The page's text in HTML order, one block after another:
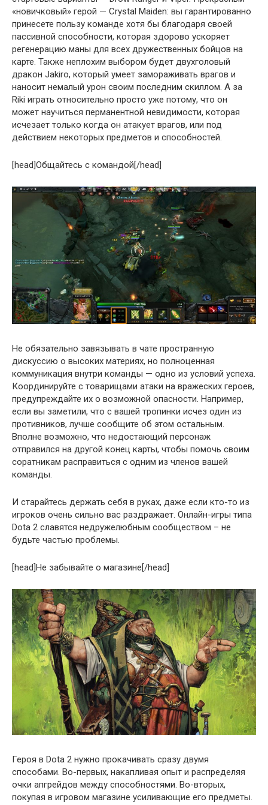
«новичковый» герой — Crystal Maiden: вы гарантированно
принесете пользу команде хотя бы благодаря своей
пассивной способности, которая здорово ускоряет
регенерацию маны для всех дружественных бойцов на
карте. Также неплохим выбором будет двухголовый
дракон Jakiro, который умеет замораживать врагов и
наносит немалый урон своим последним скиллом. А за
Riki играть относительно просто уже потому, что он
может научиться перманентной невидимости, которая
исчезает только когда он атакует врагов, или под
действием некоторых предметов и способностей.
[head]Общайтесь с командой[/head]
Не обязательно завязывать в чате пространную
дискуссию о высоких материях, но полноценная
коммуникация внутри команды — одно из условий успеха.
Координируйте с товарищами атаки на вражеских героев,
предупреждайте их о возможной опасности. Например,
если вы заметили, что с вашей тропинки исчез один из
противников, лучше сообщите об этом остальным.
Вполне возможно, что недостающий персонаж
отправился на другой конец карты, чтобы помочь своим
соратникам расправиться с одним из членов вашей
команды.
И старайтесь держать себя в руках, даже если кто-то из
игроков очень сильно вас раздражает. Онлайн-игры типа
Dota 2 славятся недружелюбным сообществом – не
будьте частью проблемы.
[head]Не забывайте о магазине[/head]
Героя в Dota 2 нужно прокачивать сразу двумя
способами. Во-первых, накапливая опыт и распределяя
очки апгрейдов между способностями. Во-вторых,
покупая в игровом магазине усиливающие его предметы.